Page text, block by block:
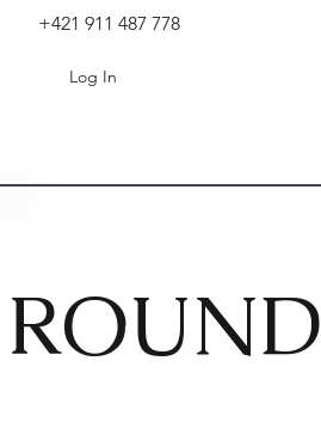
+421 911 487 778
Log In
ROUND